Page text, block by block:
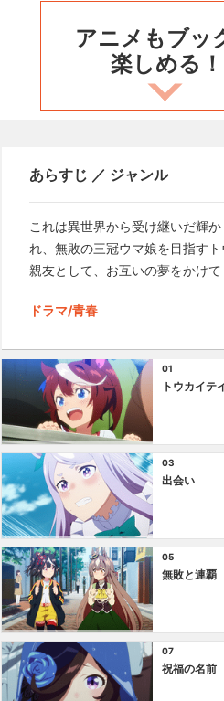
アニメもブッ
楽しめる！
あらすじ ／ ジャンル
これは異世界から受け継いだ輝
れ、無敗の三冠ウマ娘を目指す
親友として、お互いの夢をかけ
ドラマ/青春
01
トウカイテ
03
出会い
05
無敗と連覇
07
祝福の名前